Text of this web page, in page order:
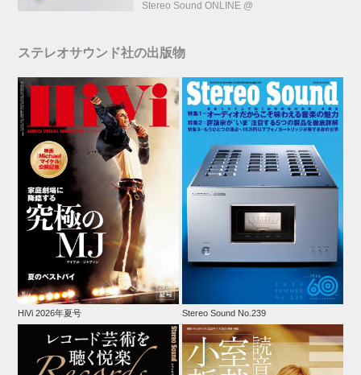
Stereo Sound ONLINE @
ステレオサウンド社の出版物
HiVi 2026年夏号 Stereo Sound No.239